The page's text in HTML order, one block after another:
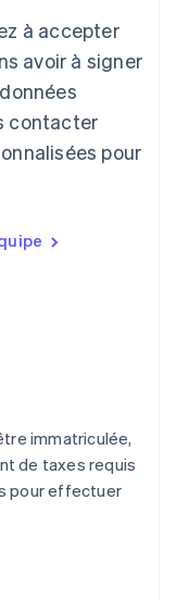
à accepter
avoir à signer
contacter
pour
immatriculée,
de taxes requis
pour effectuer